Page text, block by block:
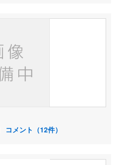
コメント（12件）